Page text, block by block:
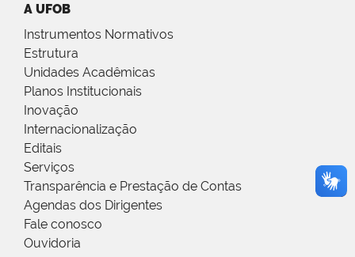
A UFOB
Instrumentos Normativos
Estrutura
Unidades Acadêmicas
Planos Institucionais
Inovação
Internacionalização
Editais
Serviços
Transparência e Prestação de Contas
Agendas dos Dirigentes
Fale conosco
Ouvidoria